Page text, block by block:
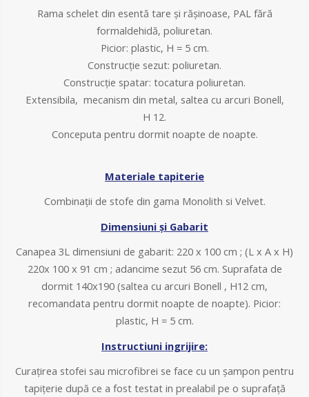
Rama schelet din esentă tare și rășinoase, PAL fără
formaldehidă, poliuretan.
Picior: plastic, H = 5 cm.
Construcție sezut: poliuretan.
Construcție spatar: tocatura poliuretan.
Extensibila, mecanism din metal, saltea cu arcuri Bonell,
H 12.
Conceputa pentru dormit noapte de noapte.
Materiale tapiterie
Combinații de stofe din gama Monolith si Velvet.
Dimensiuni și Gabarit
Canapea 3L dimensiuni de gabarit: 220 x 100 cm ; (L x A x H)
220x 100 x 91 cm ; adancime sezut 56 cm. Suprafata de
dormit 140x190 (saltea cu arcuri Bonell , H12 cm,
recomandata pentru dormit noapte de noapte). Picior:
plastic, H = 5 cm.
Instructiuni ingrijire:
Curațirea stofei sau microfibrei se face cu un șampon pentru
tapițerie după ce a fost testat in prealabil pe o suprafață